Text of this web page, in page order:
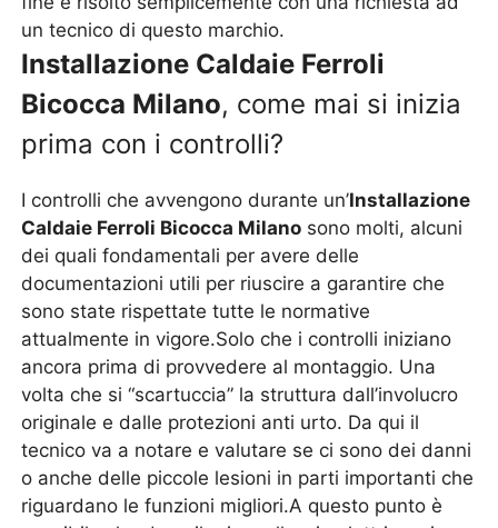
un tecnico di questo marchio.
Installazione Caldaie Ferroli
Bicocca Milano, come mai si inizia
prima con i controlli?
I controlli che avvengono durante un’Installazione
Caldaie Ferroli Bicocca Milano sono molti, alcuni
dei quali fondamentali per avere delle
documentazioni utili per riuscire a garantire che
sono state rispettate tutte le normative
attualmente in vigore.Solo che i controlli iniziano
ancora prima di provvedere al montaggio. Una
volta che si “scartuccia” la struttura dall’involucro
originale e dalle protezioni anti urto. Da qui il
tecnico va a notare e valutare se ci sono dei danni
o anche delle piccole lesioni in parti importanti che
riguardano le funzioni migliori.A questo punto è